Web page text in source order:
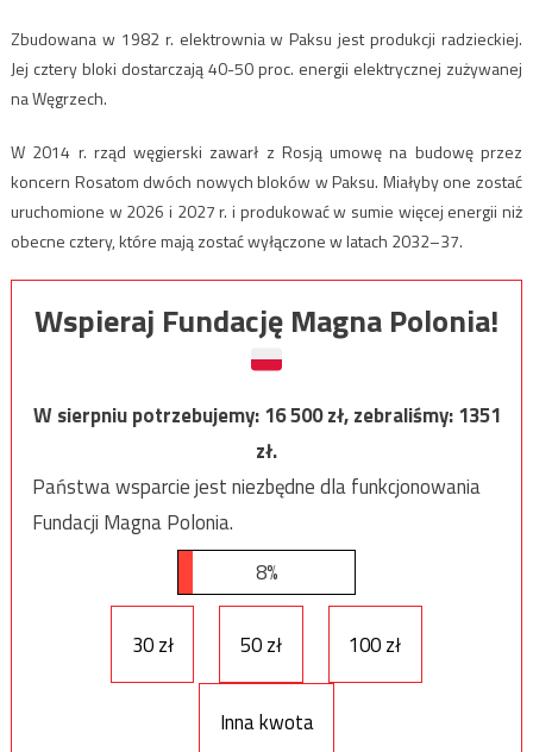
Zbudowana w 1982 r. elektrownia w Paksu jest produkcji radzieckiej.
Jej cztery bloki dostarczają 40-50 proc. energii elektrycznej zużywanej
na Węgrzech.
W 2014 r. rząd węgierski zawarł z Rosją umowę na budowę przez
koncern Rosatom dwóch nowych bloków w Paksu. Miałyby one zostać
uruchomione w 2026 i 2027 r. i produkować w sumie więcej energii niż
obecne cztery, które mają zostać wyłączone w latach 2032–37.
Wspieraj Fundację Magna Polonia!
W sierpniu potrzebujemy:16 500zł, zebraliśmy:1351
zł.
Państwa wsparcie jest niezbędne dla funkcjonowania
Fundacji Magna Polonia.
8%
30 zł 50 zł 100 zł
Inna kwota